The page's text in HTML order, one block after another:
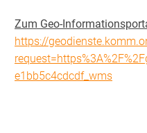
Zum Geo-
https://
e1bb5c4cdcdf_wms